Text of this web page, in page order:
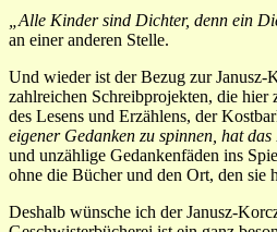
„Alle Kinder sind Dichter, denn ein
an einer anderen Stelle.
Und wieder ist der Bezug zur Janusz-
zahlreichen Schreibprojekten, die
des Lesens und Erzählens, der
eigener Gedanken zu spinnen, hat
und unzählige Gedankenfäden ins
ohne die Bücher und den Ort, den sie
Deshalb wünsche ich der Janusz-